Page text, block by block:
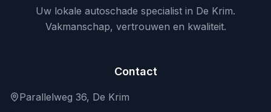
Uw lokale autoschade specialist in De Krim.
Vakmanschap, vertrouwen en kwaliteit.
Contact
Parallelweg 36, De Krim